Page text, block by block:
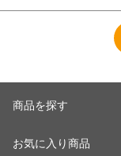
商品を探す
お気に入り商品